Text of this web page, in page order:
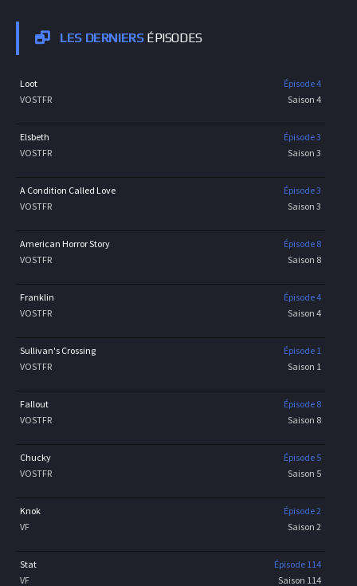
LES DERNIERS ÉPISODES
Loot
VOSTFR
Épisode 4
Saison 4
Elsbeth
VOSTFR
Épisode 3
Saison 3
A Condition Called Love
VOSTFR
Épisode 3
Saison 3
American Horror Story
VOSTFR
Épisode 8
Saison 8
Franklin
VOSTFR
Épisode 4
Saison 4
Sullivan's Crossing
VOSTFR
Épisode 1
Saison 1
Fallout
VOSTFR
Épisode 8
Saison 8
Chucky
VOSTFR
Épisode 5
Saison 5
Knok
VF
Épisode 2
Saison 2
Stat
VF
Épisode 114
Saison 114